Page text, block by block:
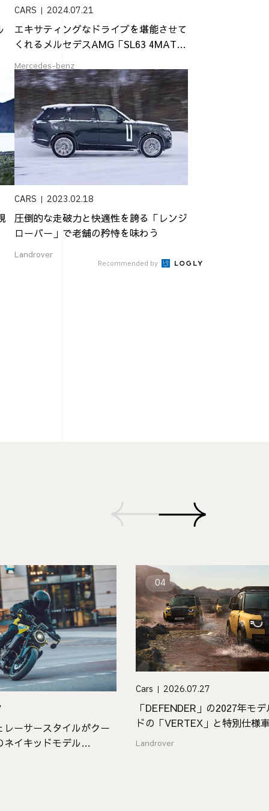
CARS 2024.07.21
エキサティングなドライブを堪能させて
くれるメルセデスAMG「SL63 4MAT
Mercedes-benz
CARS 2023.02.18
圧倒的な走破力と快適性を誇る「レンジ
ローバー」で老舗の矜恃を味わう
Landrover
Recommended by
ーサースタイルがクー
イキッドモデル
04
Cars 2026.07.27
「DEFENDER」の2027年モ
ドの「VERTEX」と特別仕様
EDITION」が登場
Landrover